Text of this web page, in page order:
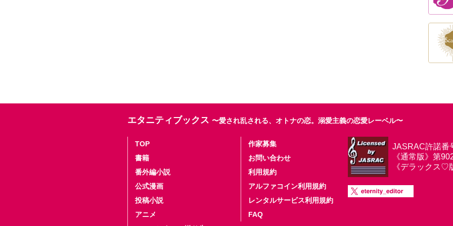
エタニティブックス 〜愛され乱される、オトナの恋。溺愛主義の恋愛レーベル〜
TOP
書籍
番外編小説
公式漫画
投稿小説
アニメ
作家募集
お問い合わせ
利用規約
アルファコイン利用規約
レンタルサービス利用規約
FAQ
JASRAC許諾番
《通常版》第
《デラックス♡